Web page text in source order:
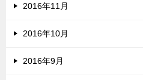
2016年11月
2016年10月
2016年9月